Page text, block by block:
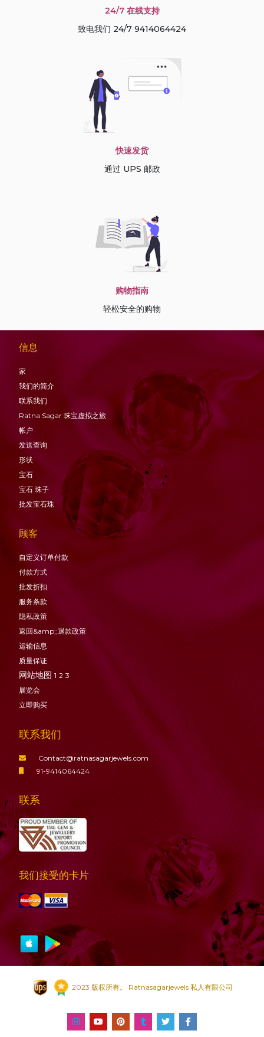
24/7 在线支持
致电我们 24/7 9414064424
快速发货
通过 UPS 邮政
购物指南
轻松安全的购物
信息
家
我们的简介
联系我们
Ratna Sagar 珠宝虚拟之旅
帐户
发送查询
形状
宝石
宝石 珠子
批发宝石珠
顾客
自定义订单付款
付款方式
批发折扣
服务条款
隐私政策
返回&amp;;退款政策
运输信息
质量保证
网站地图 1 2 3
展览会
立即购买
联系我们
Contact@ratnasagarjewels.com
91-9414064424
联系
我们接受的卡片
2023 版权所有。 Ratnasagarjewels 私人有限公司